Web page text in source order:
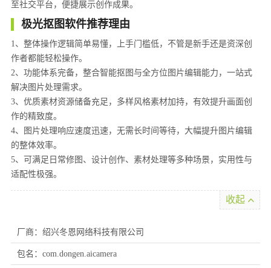
至社交平台，便捷展示创作成果。
极光抠图软件推荐理由
1、整体操作逻辑简单易懂，上手门槛低，不管是新手还是资深创
作者都能轻松操作。
2、功能体系完备，整合智能抠图与全方位图片编辑能力，一站式
解决图片处理需求。
3、优质素材资源储备充足，多样风格素材加持，有效提升画面创
作的精致度。
4、图片处理响应速度迅速，无需长时间等待，大幅提升图片编辑
的整体效率。
5、可满足日常修图、设计创作、素材处理等多种场景，实用性与
适配性极强。
收起
厂商：绍兴冬恩网络科技有限公司
包名：com.dongen.aicamera